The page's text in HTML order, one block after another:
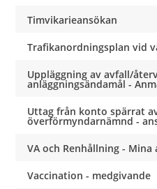
Timvikarieansökan
Trafikanordningsplan vid
Uppläggning av avfall/
anläggningsändamål -
Uttag från konto spärrat
överförmyndarnämnd -
VA och Renhållning - Mina
Vaccination - medgivande